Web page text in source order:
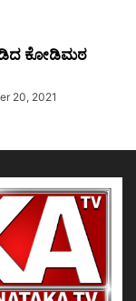
ಕೋಡಿಮಠ
20, 2021